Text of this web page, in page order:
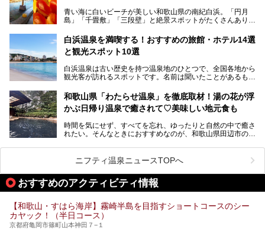
ンチに人気のお食事処メニューも紹介しちゃいます！
青い海に白いビーチが美しい和歌山県の南紀白浜。「円月
島」「千畳敷」「三段壁」と絶景スポットがたくさんありま
場する歴史の古さから日本三古湯の一つにも。
そんな「南紀白浜温泉」の「大江戸温泉物語Premium 白浜
グ」がスタートしました。温泉＆バイキング＆レジャースポ
ットとしてのこのホテルの魅力をたっぷり体験してきたので
───
提供元：大江戸温泉物語ホテルズ＆リゾーツ株式会社【P
この記事は大江戸温泉物語Premium 白浜彩朝楽のPR記事で
す。
白浜温泉を満喫する！おすすめの旅館・ホテル14選
と観光スポット10選
白浜温泉は古い歴史を持つ温泉地のひとつで、全国各地から
観光客が訪れるスポットです。名前は聞いたことがあるもの
か、実は知らない方も多いのではないでしょうか。
そこで今回は、白浜温泉ビギナー向けの基本情報をご紹介し
浜温泉を訪れるなら外せない観光スポットも合わせてご紹介
します。
和歌山県「わたらせ温泉」を徹底取材！湯の花が浮
かぶ日帰り温泉で癒されて♡美味しい地元食も
時間を気にせず、すべてを忘れ、ゆったりと自然の中で癒さ
れたい。そんなときにおすすめなのが、和歌山県田辺市の
の豊かな山々を眺めながら、どんどん期待が膨らみますよ。
「わたらせ温泉」では、温泉に入れるだけではなく、地元の
特産品を使った食事をいただける「露天食堂」でお腹も満た
すことができます。ぜひチェックしてくださいね。
ニフティ温泉ニュースTOPへ
おすすめのアクティビティ情報
【和歌山・すはら海岸】霧崎半島を目指すショートコースのシー
カヤック！（半日コース）
京都府亀岡市篠町山本神田７−１